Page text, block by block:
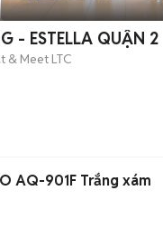
- ESTELLA QUẬN 2
& Meet LTC
AQ-901F Trắng xám